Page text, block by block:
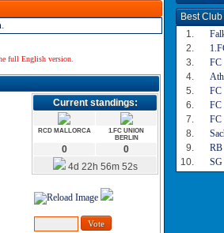
.
full English version.
Current standings:
RCD MALLORCA
1.FC UNION
BERLIN
0
0
4d 22h 56m 52s
Best
1.
2.
3.
FC
4.
5.
FC
6.
FC
7.
FC
8.
9.
RB
10.
SG